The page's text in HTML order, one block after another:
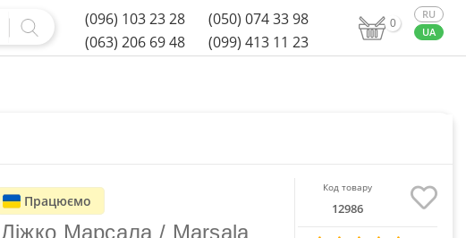
(096) 103 23 28
(050) 074 33 98
(063) 206 69 48
(099) 413 11 23
0
Працюємо
Ліжко Марсала / Marsala
Код товару
12986